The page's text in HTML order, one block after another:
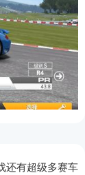
还有超级多赛车